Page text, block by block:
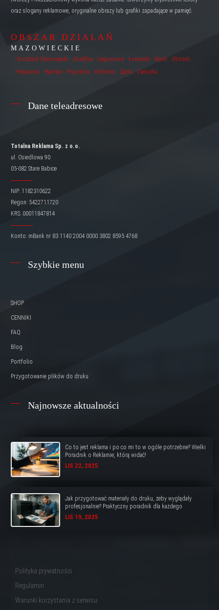
oraz slogany reklamowe, oryginalne obrazy lub grafiki zapadające w pamięć.
OBSZAR DZIAŁAŃ
MAZOWIECKIE
Grodzisk Mazowiecki Józefów Legionowo Łomianki Marki
Otwock
Piaseczno
Piastów Pruszków Wołomin Ząbki Zielonka
Dane teleadresowe
Totalna Reklama Sp. z o.o.
ul. Osiedlowa 90
05-082 Stare Babice
NIP: 1182310622
Regon: 5422711720
KRS: 00011847814
Konto: mBank nr 83 1140 2004 0000 3802 8595 4768
Szybkie menu
SHOP
CENNIKI
FAQ
Blog
Portfolio
Przygotowanie plików do druku
Najnowsze aktualności
Co to jest reklama i po co mi to w ogóle potrzebne? Wielki
Poradnik o Reklamie, którą widać!
LIS 22, 2025
Jak przygotować materiały do druku, żeby wyglądały
profesjonalnie? Praktyczny poradnik dla każdego
LIS 19, 2025
Polityka prywatności
Regulamin
Warunki korzystania z serwisu